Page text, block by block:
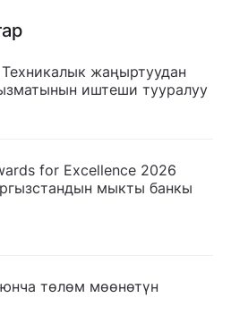
жаңыртуудан
иштеши тууралуу
for Excellence 2026
мыкты банкы
төлөм мөөнөтүн